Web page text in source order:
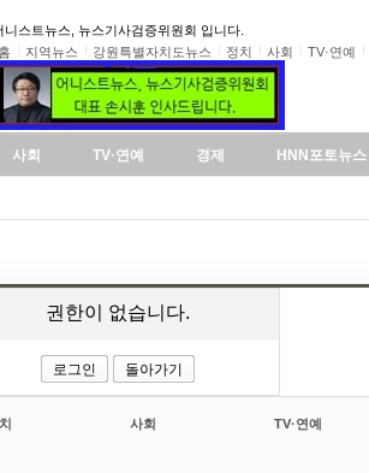
니스트뉴스, 뉴스기사검증위원회 입니다.
홈 지역뉴스 강원특별자치도뉴스 정치 사회 TV·연예
사회 TV·연예 경제 HNN포토뉴스
권한이 없습니다.
로그인 돌아가기
사회 TV·연예